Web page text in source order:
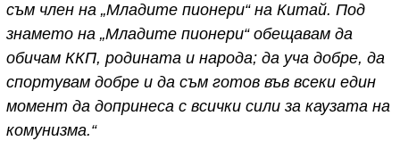
съм член на „Младите пионери“ на Китай. Под
знамето на „Младите пионери“ обещавам да
обичам ККП, родината и народа; да уча добре, да
спортувам добре и да съм готов във всеки един
момент да допринеса с всички сили за каузата на
комунизма.“